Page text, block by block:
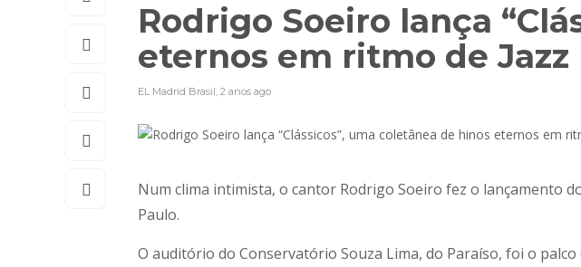
Rodrigo Soeiro lança
eternos em ritmo de Jazz
EL Madrid Brasil, 2 anos ago
Num clima intimista, o cantor Rodrigo Soeiro fez o lançamento
Paulo.
O auditório do Conservatório Souza Lima, do Paraíso, foi o